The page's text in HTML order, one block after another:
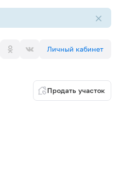
Личный кабинет
Продать участок